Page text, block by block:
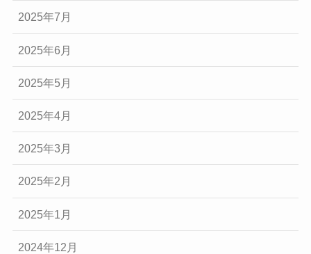
2025年7月
2025年6月
2025年5月
2025年4月
2025年3月
2025年2月
2025年1月
2024年12月